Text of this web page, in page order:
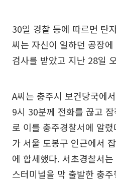
30일 경찰 등에 따르면 탄
씨는 자신이 일하던 공장
검사를 받았고 지난 28일
A씨는 충주시 보건당국에
9시 30분께 전화를 끊고
로 이를 충주경찰서에 알
가 서울 도봉구 인근에서
에 합세했다. 서초경찰서
스터미널을 막 출발한 충